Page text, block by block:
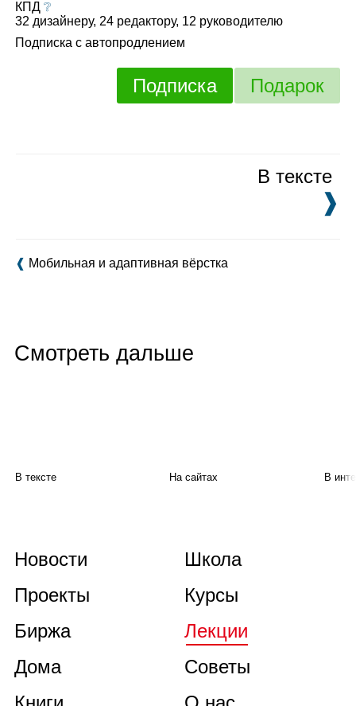
КПД❔
32 дизайнеру, 24 редактору, 12 руководителю
Подписка с автопродлением
Подписка Подарок
❰ Мобильная и адаптивная вёрстка
В тексте
❱
Смотреть дальше
В тексте На сайтах В
Новости
Проекты
Биржа
Дома
Школа
Курсы
Лекции
Советы